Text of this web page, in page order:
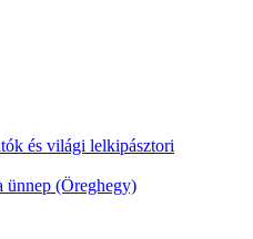
és világi lelkipásztori
ünnep (Öreghegy)